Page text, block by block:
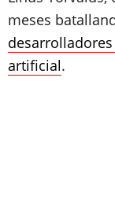
meses
artificial.